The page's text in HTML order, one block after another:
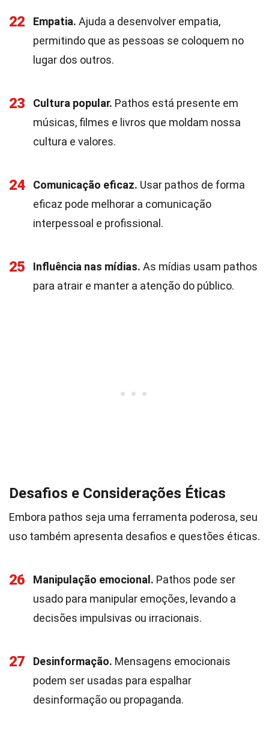
22 Empatia. Ajuda a desenvolver empatia,
permitindo que as pessoas se coloquem no
lugar dos outros.
23 Cultura popular. Pathos está presente em
músicas, filmes e livros que moldam nossa
cultura e valores.
24 Comunicação eficaz. Usar pathos de forma
eficaz pode melhorar a comunicação
interpessoal e profissional.
25 Influência nas mídias. As mídias usam pathos
para atrair e manter a atenção do público.
Desafios e Considerações Éticas
Embora pathos seja uma ferramenta poderosa, seu
uso também apresenta desafios e questões éticas.
26 Manipulação emocional. Pathos pode ser
usado para manipular emoções, levando a
decisões impulsivas ou irracionais.
27 Desinformação. Mensagens emocionais
podem ser usadas para espalhar
desinformação ou propaganda.